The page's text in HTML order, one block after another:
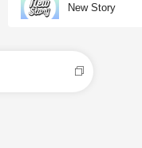
New Story